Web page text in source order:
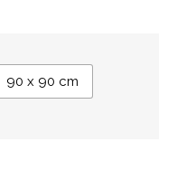
90 x 90 cm